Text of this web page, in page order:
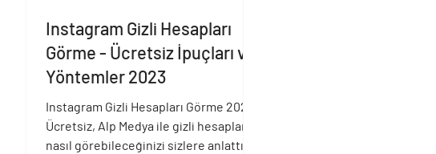
Instagram Gizli Hesapları
Görme - Ücretsiz İpuçları ve
Yöntemler 2023
Instagram Gizli Hesapları Görme 2023
Ücretsiz, Alp Medya ile gizli hesapları
nasıl görebileceğinizi sizlere anlattık.